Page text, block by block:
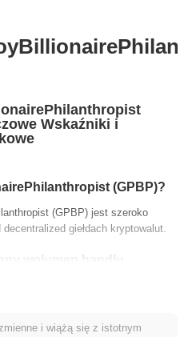
Wskaźniki i
(GPBP)?
(GPBP) jest szeroko
giełdach kryptowalut.
wolumen handlu
wynosi
i wiążą się z istotnym